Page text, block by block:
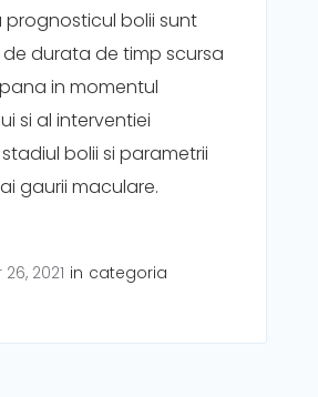
bolii sunt
durata de timp scursa
in momentul
si al interventiei
bolii si parametrii
gaurii maculare.
2021 in categoria